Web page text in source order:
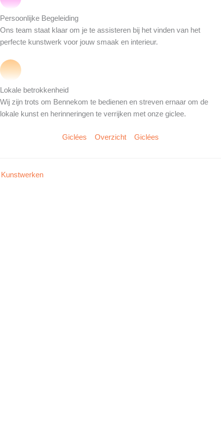
Persoonlijke Begeleiding
Ons team staat klaar om je te assisteren bij het vinden van het
perfecte kunstwerk voor jouw smaak en interieur.
Lokale betrokkenheid
Wij zijn trots om Bennekom te bedienen en streven ernaar om de
lokale kunst en herinneringen te verrijken met onze giclee.
Giclées Overzicht Giclées
Kunstwerken